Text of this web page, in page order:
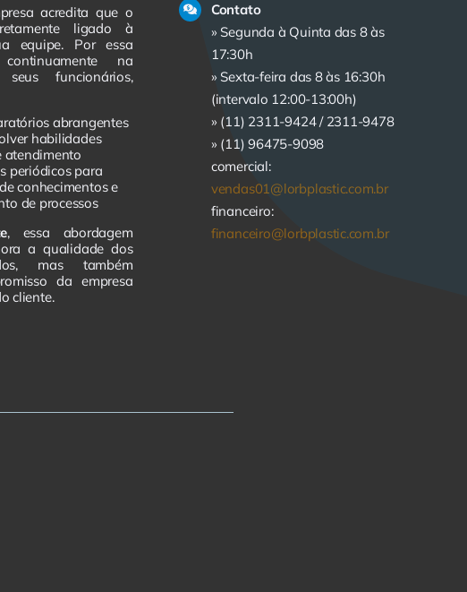
acredita que o
ligado à
equipe. Por essa
na
funcionários,
abrangentes
habilidades
atendimento
periódicos para
conhecimentos e
de processos
, essa abordagem
a qualidade dos
mas também
da empresa
cliente.
Contato
» Segunda à Quinta das 8 às
17:30h
» Sexta-feira das 8 às 16:30h
(intervalo 12:00-13:00h)
» (11) 2311-9424 / 2311-9478
» (11) 96475-9098
comercial:
vendas01@lorbplastic.com.br
financeiro:
financeiro@lorbplastic.com.br